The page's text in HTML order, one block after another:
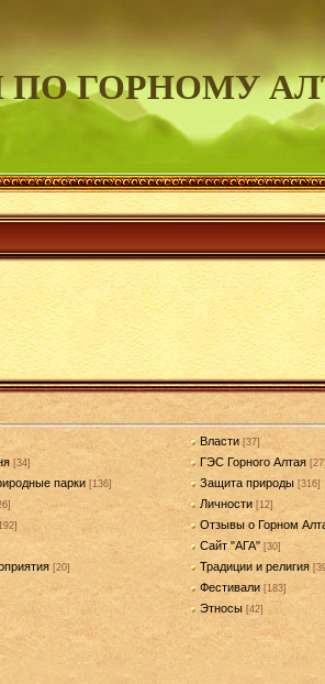
ГОРНОМУ
Власти [37]
[34] ГЭС Горного Алтая [27]
парки [136] Защита природы [316]
Личности [12]
Отзывы о Горном
Сайт "АГА" [30]
[20] Традиции и религия
Фестивали [183]
Этносы [42]